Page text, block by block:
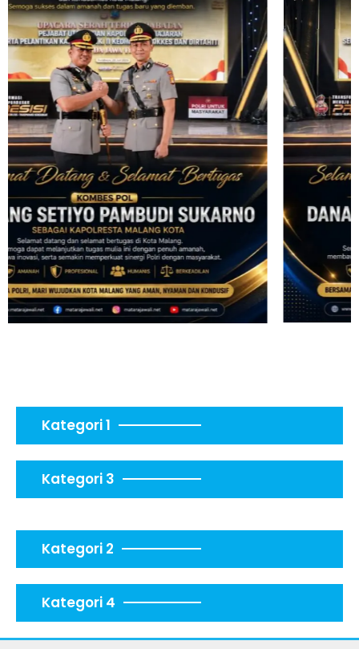
Kategori 1
Kategori 3
Kategori 2
Kategori 4